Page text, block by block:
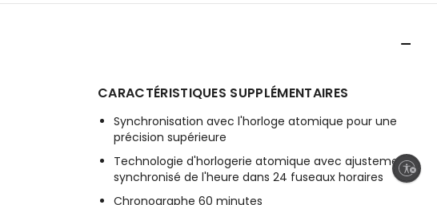
Enable accessibility
CARACTÉRISTIQUES SUPPLÉMENTAIRES
Synchronisation avec l'horloge atomique pour une
précision supérieure
Technologie d'horlogerie atomique avec ajustements
synchronisé de l'heure dans 24 fuseaux horaires
Chronographe 60 minutes